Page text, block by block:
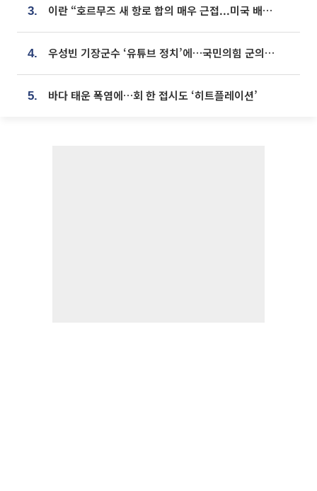
3. 이란 “호르무즈 새 항로 합의 매우 근접...미국 배상 먼저”
4. 우성빈 기장군수 ‘유튜브 정치’에…국민의힘 군의원들 집단 반발
5. 바다 태운 폭염에…회 한 접시도 ‘히트플레이션’